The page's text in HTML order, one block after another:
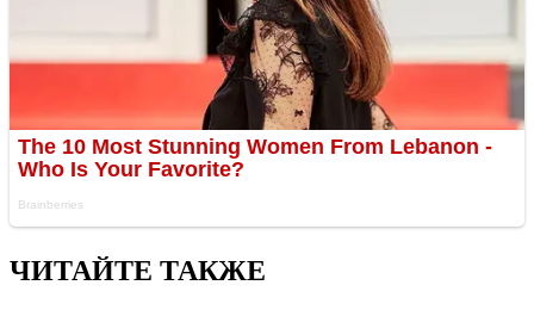
ЧИТАЙТЕ ТАКЖЕ